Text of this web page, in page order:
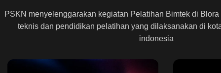
PSKN menyelenggarakan kegiatan Pelatihan Bimtek di
teknis dan pendidikan pelatihan yang dilaksanakan di
indonesia